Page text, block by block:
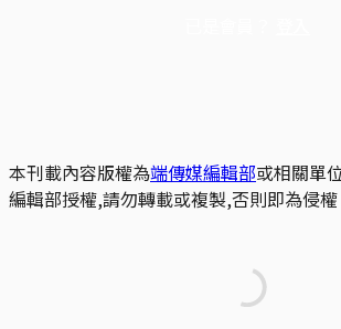
本刊載內容版權為端傳媒編輯部或相關單
編輯部授權,請勿轉載或複製,否則即為侵權